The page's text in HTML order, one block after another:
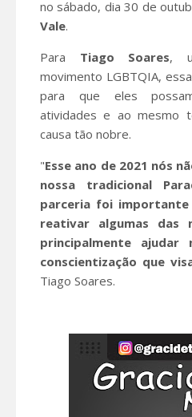
no sábado, dia 30 de
Vale.
Para Tiago Soares,
movimento LGBTQIA,
para que eles
atividades e ao mesmo
causa tão nobre.
"Esse ano de 2021 nós
nossa tradicional
parceria foi importante
reativar algumas das
principalmente ajudar
conscientização que
Tiago Soares.